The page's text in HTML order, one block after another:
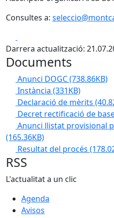
Consultes a:
Darrera actualització:
Documents
Anunci DOGC(738.86KB)
Instància (331KB)
Declaració de mèrits
Decret rectificació de
Anunci llistat provisional
(165.36KB)
Resultat del procés
RSS
L'actualitat a un clic
Agenda
Avisos